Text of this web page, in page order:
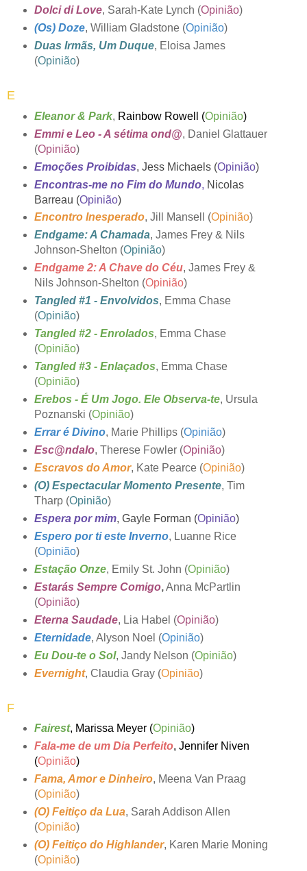
Dolci di Love, Sarah-Kate Lynch (Opinião)
(Os) Doze, William Gladstone (Opinião)
Duas Irmãs, Um Duque, Eloisa James
(Opinião)
E
Eleanor & Park, Rainbow Rowell (Opinião)
Emmi e Leo - A sétima ond@, Daniel Glattauer
(Opinião)
Emoções Proibidas, Jess Michaels (Opinião)
Encontras-me no Fim do Mundo, Nicolas
Barreau (Opinião)
Encontro Inesperado, Jill Mansell (Opinião)
Endgame: A Chamada, James Frey & Nils
Johnson-Shelton (Opinião)
Endgame 2: A Chave do Céu, James Frey &
Nils Johnson-Shelton (Opinião)
Tangled #1 - Envolvidos, Emma Chase
(Opinião)
Tangled #2 - Enrolados, Emma Chase
(Opinião)
Tangled #3 - Enlaçados, Emma Chase
(Opinião)
Erebos - É Um Jogo. Ele Observa-te, Ursula
Poznanski (Opinião)
Errar é Divino, Marie Phillips (Opinião)
Esc@ndalo, Therese Fowler (Opinião)
Escravos do Amor, Kate Pearce (Opinião)
(O) Espectacular Momento Presente, Tim
Tharp (Opinião)
Espera por mim, Gayle Forman (Opinião)
Espero por ti este Inverno, Luanne Rice
(Opinião)
Estação Onze, Emily St. John (Opinião)
Estarás Sempre Comigo,Anna McPartlin
(Opinião)
Eterna Saudade, Lia Habel (Opinião)
Eternidade, Alyson Noel (Opinião)
Eu Dou-te o Sol, Jandy Nelson (Opinião)
Evernight, Claudia Gray (Opinião)
F
Fairest, Marissa Meyer (Opinião)
Fala-me de um Dia Perfeito, Jennifer Niven
(Opinião)
Fama, Amor e Dinheiro, Meena Van Praag
(Opinião)
(O) Feitiço da Lua, Sarah Addison Allen
(Opinião)
(O) Feitiço do Highlander, Karen Marie Moning
(Opinião)